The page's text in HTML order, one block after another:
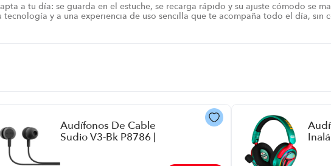
a tu día: se guarda en el estuche, se recarga rápido y su ajuste cómodo se
y a una experiencia de uso sencilla que te acompaña todo el día, sin
Audífonos De Cable
Sudio V3-Bk P8786 |